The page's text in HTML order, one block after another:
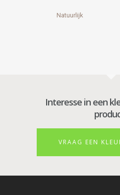
Natuurlijk
Interesse in een
VRAAG EEN